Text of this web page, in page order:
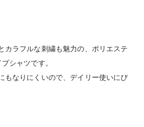
カラフルな刺繍も魅力の、ポリエステ
シャツです。
もなりにくいので、デイリー使いにぴ